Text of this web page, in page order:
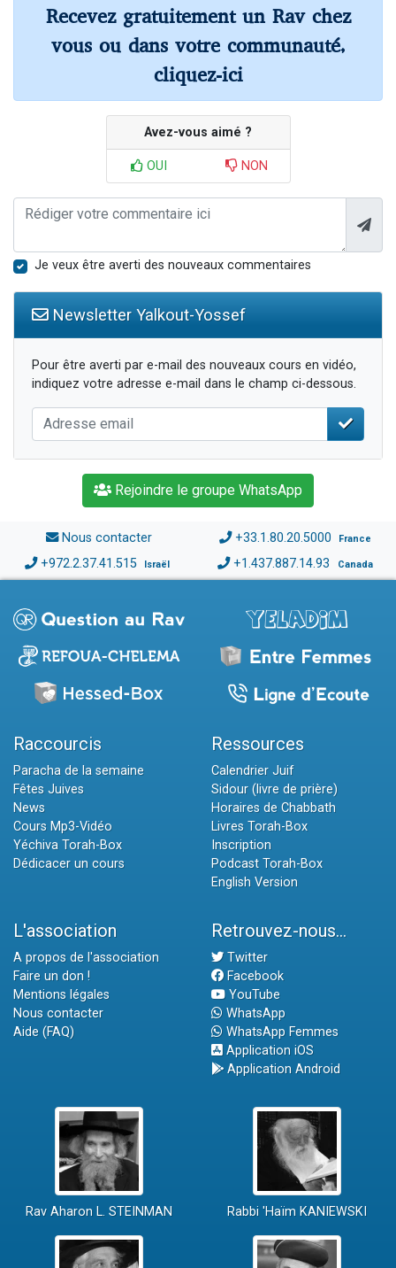
Recevez gratuitement un Rav chez
vous ou dans votre communauté,
cliquez-ici
Avez-vous aimé ?
OUI NON
Je veux être averti des nouveaux commentaires
Newsletter Yalkout-Yossef
Pour être averti par e-mail des nouveaux cours en vidéo,
indiquez votre adresse e-mail dans le champ ci-dessous.
Rejoindre le groupe WhatsApp
Nous contacter +33.1.80.20.5000 France
+972.2.37.41.515 Israël +1.437.887.14.93 Canada
Raccourcis
Paracha de la semaine
Fêtes Juives
News
Cours Mp3-Vidéo
Yéchiva Torah-Box
Dédicacer un cours
Ressources
Calendrier Juif
Sidour (livre de prière)
Horaires de Chabbath
Livres Torah-Box
Inscription
Podcast Torah-Box
English Version
L'association
A propos de l'association
Faire un don !
Mentions légales
Nous contacter
Aide (FAQ)
Retrouvez-nous...
Twitter
Facebook
YouTube
WhatsApp
WhatsApp Femmes
Application iOS
Application Android
Rav Aharon L. STEINMAN Rabbi 'Haïm KANIEWSKI